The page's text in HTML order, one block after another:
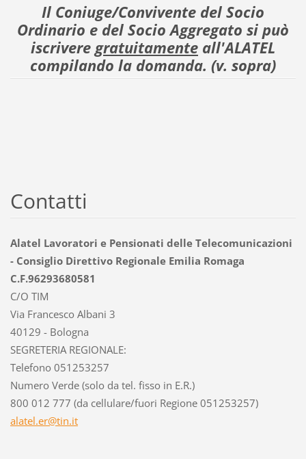
Il Coniuge/Convivente del Socio
Ordinario e del Socio Aggregato si può
iscriveregratuitamente all'ALATEL
compilando la domanda. (v. sopra)
Contatti
Alatel Lavoratori e Pensionati delle Telecomunicazioni
- Consiglio Direttivo Regionale Emilia Romaga
C.F.96293680581
C/O TIM
Via Francesco Albani 3
40129 - Bologna
SEGRETERIA REGIONALE:
Telefono 051253257
Numero Verde (solo da tel. fisso in E.R.)
800 012 777 (da cellulare/fuori Regione 051253257)
alatel.er@tin.it